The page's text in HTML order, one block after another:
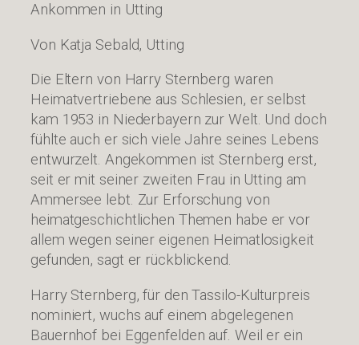
Ankommen in Utting
Von Katja Sebald, Utting
Die Eltern von Harry Sternberg waren
Heimatvertriebene aus Schlesien, er selbst
kam 1953 in Niederbayern zur Welt. Und doch
fühlte auch er sich viele Jahre seines Lebens
entwurzelt. Angekommen ist Sternberg erst,
seit er mit seiner zweiten Frau in Utting am
Ammersee lebt. Zur Erforschung von
heimatgeschichtlichen Themen habe er vor
allem wegen seiner eigenen Heimatlosigkeit
gefunden, sagt er rückblickend.
Harry Sternberg, für den Tassilo-Kulturpreis
nominiert, wuchs auf einem abgelegenen
Bauernhof bei Eggenfelden auf. Weil er ein